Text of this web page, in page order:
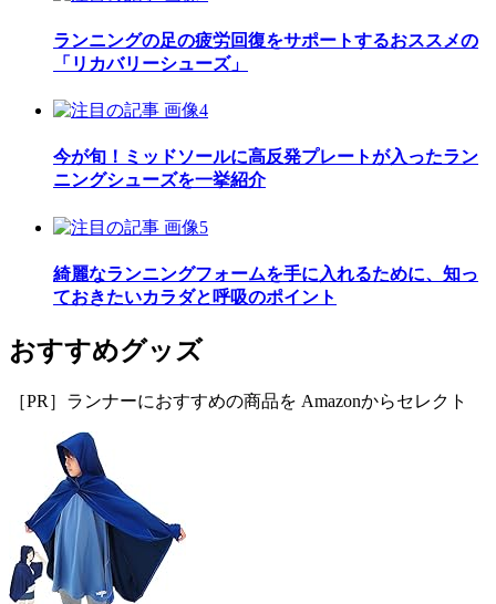
ランニングの足の疲労回復をサポートするおススメの
「リカバリーシューズ」
今が旬！ミッドソールに高反発プレートが入ったラン
ニングシューズを一挙紹介
綺麗なランニングフォームを手に入れるために、知っ
ておきたいカラダと呼吸のポイント
おすすめグッズ
［PR］ランナーにおすすめの商品を Amazonからセレクト